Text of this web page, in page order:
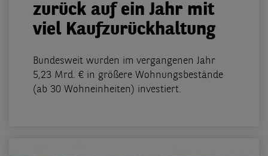
zurück auf ein Jahr mit
viel Kaufzurückhaltung
Bundesweit wurden im vergangenen Jahr
5,23 Mrd. € in größere Wohnungsbestände
(ab 30 Wohneinheiten) investiert.